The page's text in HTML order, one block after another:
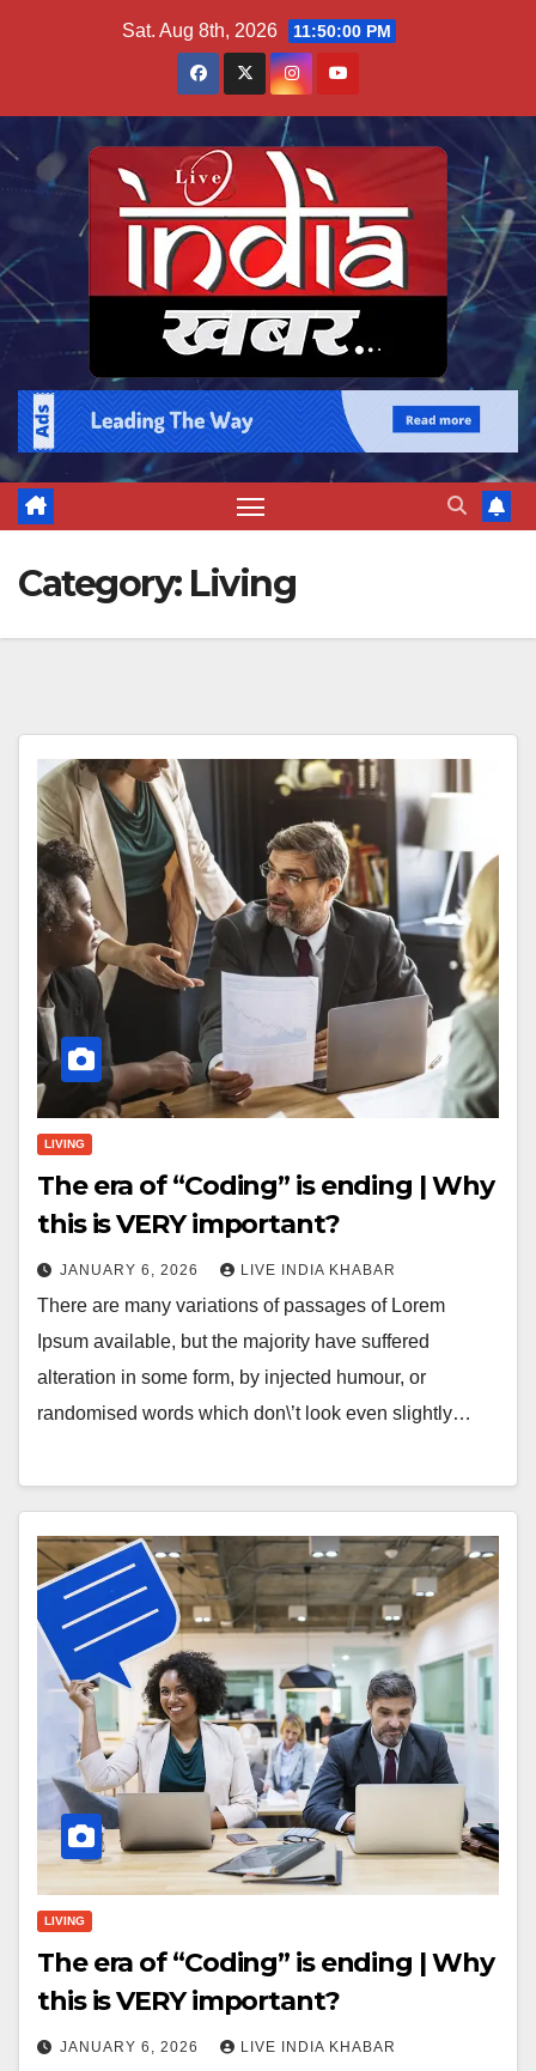
Sat. Aug 8th, 2026 11:50:01 PM
Category: Living
LIVING
The era of “Coding” is ending | Why
this is VERY important?
JANUARY 6, 2026 LIVE INDIA KHABAR
There are many variations of passages of Lorem
Ipsum available, but the majority have suffered
alteration in some form, by injected humour, or
randomised words which don\’t look even slightly…
LIVING
The era of “Coding” is ending | Why
this is VERY important?
JANUARY 6, 2026 LIVE INDIA KHABAR